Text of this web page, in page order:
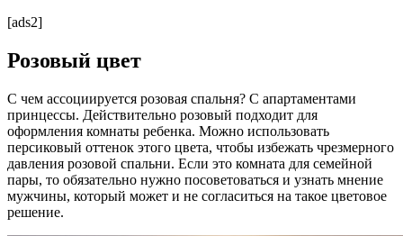
[ads2]
Розовый цвет
С чем ассоциируется розовая спальня? С апартаментами
принцессы. Действительно розовый подходит для
оформления комнаты ребенка. Можно использовать
персиковый оттенок этого цвета, чтобы избежать чрезмерного
давления розовой спальни. Если это комната для семейной
пары, то обязательно нужно посоветоваться и узнать мнение
мужчины, который может и не согласиться на такое цветовое
решение.